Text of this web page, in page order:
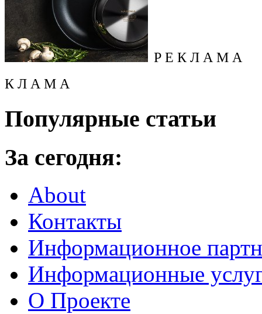
Р Е К Л А М А
К Л А М А
Популярные статьи
За сегодня:
About
Контакты
Информационное
Информационные
О Проекте